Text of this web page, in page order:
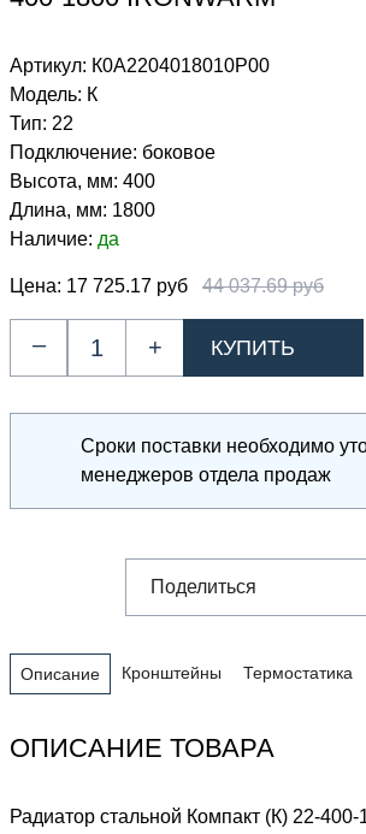
Артикул: К0А2204018010P00
Модель: К
Тип: 22
Подключение: боковое
Высота, мм: 400
Длина, мм: 1800
Наличие: да
Цена: 17 725.17 руб 44 037.69 руб
– +
Сроки поставки необходимо
менеджеров отдела продаж
Поделиться
Описание Кронштейны Термостатика
ОПИСАНИЕ ТОВАРА
Радиатор стальной Компакт (К) 22-